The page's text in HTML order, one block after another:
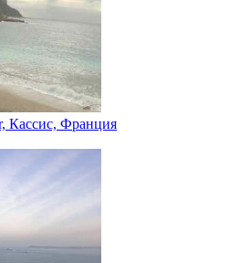
Кассис, Франция